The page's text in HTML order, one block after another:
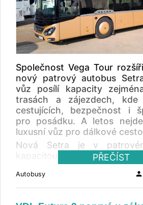
Společnost Vega Tour
nový patrový autobus
vůz posílí kapacity
trasách a zájezdech,
cestujících, bezpečnost i
pro posádku. A letos
luxusní vůz pro dálkové
Nová Setra je v
kapacitou 81+2 míst a je
sadou moderních
Cestujícím nabídne
pohodlí díky bohaté
PŘEČÍST
Autobusy person